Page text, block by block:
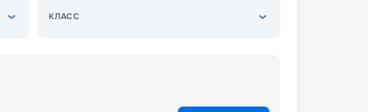
КЛАСС